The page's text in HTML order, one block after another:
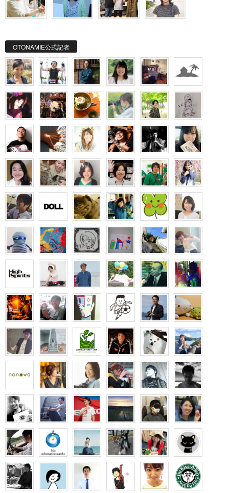
OTONAMIE公式記者